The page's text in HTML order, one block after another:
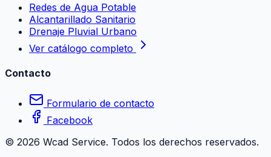
Redes de Agua Potable
Alcantarillado Sanitario
Drenaje Pluvial Urbano
Ver catálogo completo
Contacto
Formulario de contacto
Facebook
© 2026 Wcad Service. Todos los derechos reservados.